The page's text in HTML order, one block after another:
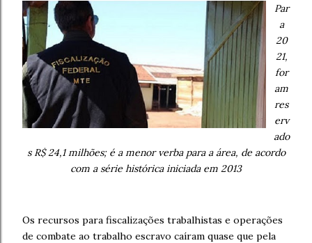
Par
a
20
21,
for
am
res
erv
ado
s R$ 24,1 milhões; é a menor verba para a área, de acordo
com a série histórica iniciada em 2013
Os recursos para fiscalizações trabalhistas e operações
de combate ao trabalho escravo caíram quase que pela